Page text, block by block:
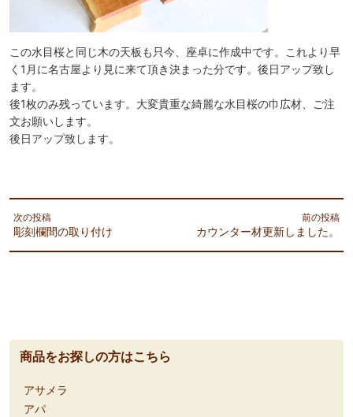
この水目桜と同じ木の天板も只今、座卓に作成中です。これより早
く1月に名古屋より見に来て頂き決まった分です。後日アップ致し
ます。
後1枚のみ残っています。大変貴重な綺麗な水目桜の巾広材、ご注
文お願いします。
後日アップ致します。
前の投稿
カウンター材更新しました。
次の投稿
彫刻欄間の取り付け
商品をお探しの方はこちら
アサメラ
アパ